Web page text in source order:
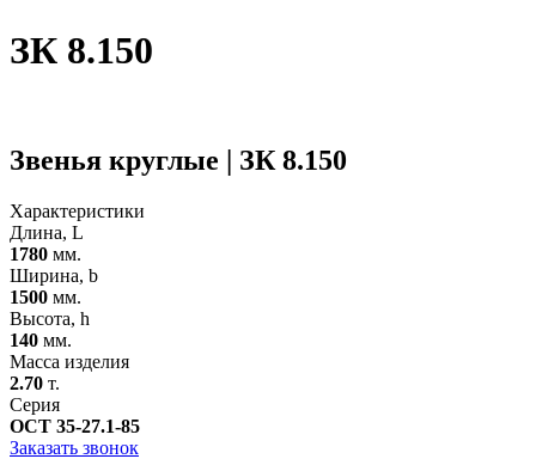
ЗК 8.150
Звенья круглые | ЗК 8.150
Характеристики
Длина, L
1780 мм.
Ширина, b
1500 мм.
Высота, h
140 мм.
Масса изделия
2.70 т.
Серия
ОСТ 35-27.1-85
Заказать звонок